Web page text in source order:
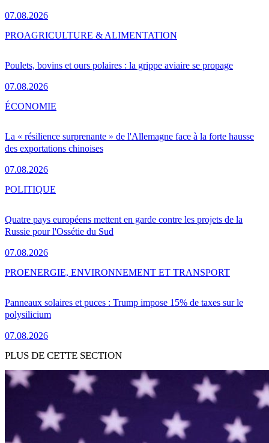
07.08.2026
Poulets, bovins et ours polaires : la grippe aviaire se propage
07.08.2026
PROAGRICULTURE & ALIMENTATION
La « résilience surprenante » de l'Allemagne face à la forte hausse
des exportations chinoises
07.08.2026
ÉCONOMIE
Quatre pays européens mettent en garde contre les projets de la
Russie pour l'Ossétie du Sud
07.08.2026
POLITIQUE
Panneaux solaires et puces : Trump impose 15% de taxes sur le
polysilicium
07.08.2026
PROENERGIE, ENVIRONNEMENT ET TRANSPORT
PLUS DE CETTE SECTION